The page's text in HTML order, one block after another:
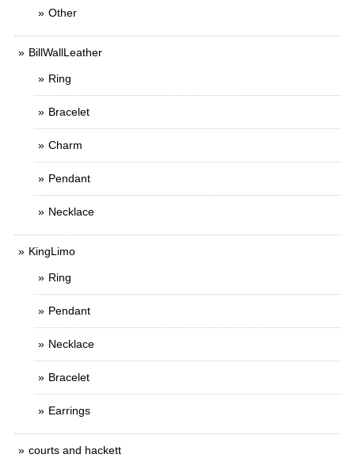
Other
BillWallLeather
Ring
Bracelet
Charm
Pendant
Necklace
KingLimo
Ring
Pendant
Necklace
Bracelet
Earrings
courts and hackett